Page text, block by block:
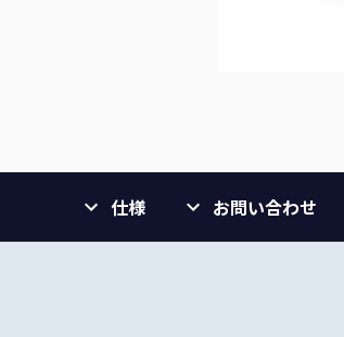
仕様 お問い合わせ